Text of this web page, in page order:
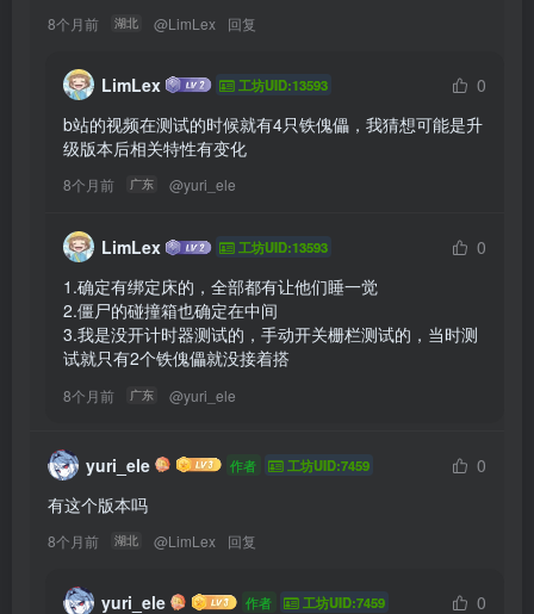
8个月前 湖北 @LimLex 回复
LimLex 工坊UID:13593
0
b站的视频在测试的时候就有4只铁傀儡，我猜想可能是升
级版本后相关特性有变化
8个月前 广东 @yuri_ele
LimLex 工坊UID:13593
0
1.确定有绑定床的，全部都有让他们睡一觉
2.僵尸的碰撞箱也确定在中间
3.我是没开计时器测试的，手动开关栅栏测试的，当时测
试就只有2个铁傀儡就没接着搭
8个月前 广东 @yuri_ele
yuri_ele 作者 工坊UID:7459
0
有这个版本吗
8个月前 湖北 @LimLex 回复
yuri_ele 作者 工坊UID:7459
0